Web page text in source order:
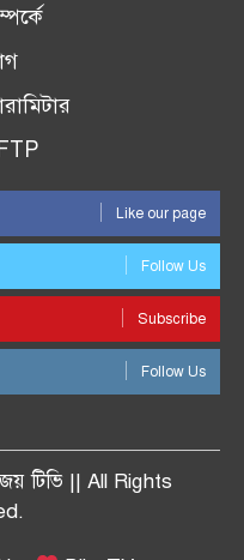
Like our page
Follow Us
Subscribe
Follow Us
টিভি || All Rights